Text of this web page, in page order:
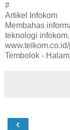
#
Artikel Infokom
Membahas
teknologi infokom.
Tembolok -
‹